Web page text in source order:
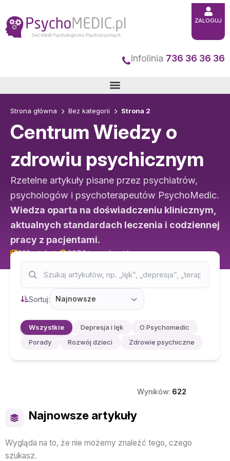
do
treści
Infolinia 736 36 36 36
ZALOGUJ
Strona główna Bez kategorii Strona 2
Centrum Wiedzy o
zdrowiu psychicznym
Rzetelne artykuły pisane przez psychiatrów,
psychologów i psychoterapeutów PsychoMedic.
Wiedza oparta na doświadczeniu klinicznym,
aktualnych standardach leczenia i codziennej
pracy z pacjentami.
622 artykuły 607,3 tys. odczytów
Sortuj: Najnowsze
Wszystkie Depresja i lęk
O Psychomedic
Porady
Rozwój dzieci Zdrowie psychiczne
Najnowsze artykuły
Wyników: 622
Wygląda na to, że nie możemy znaleźć tego, czego
szukasz.